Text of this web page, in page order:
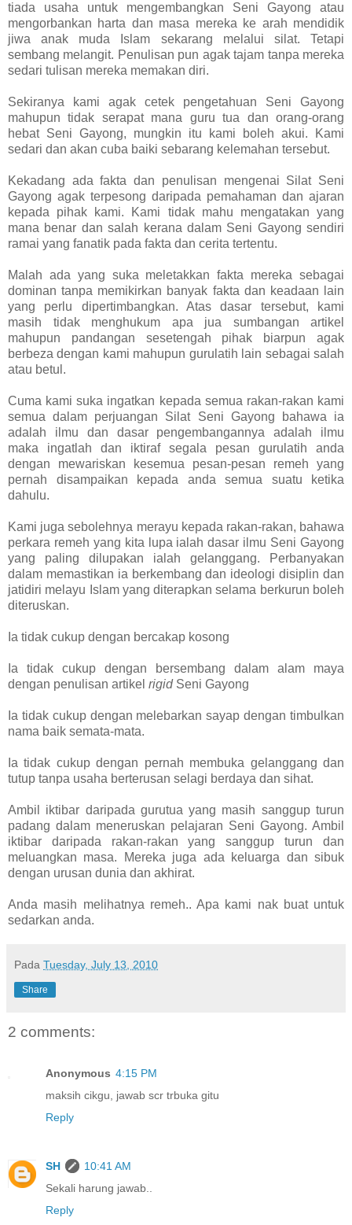
tiada usaha untuk mengembangkan Seni Gayong atau
mengorbankan harta dan masa mereka ke arah mendidik
jiwa anak muda Islam sekarang melalui silat. Tetapi
sembang melangit. Penulisan pun agak tajam tanpa mereka
sedari tulisan mereka memakan diri.
Sekiranya kami agak cetek pengetahuan Seni Gayong
mahupun tidak serapat mana guru tua dan orang-orang
hebat Seni Gayong, mungkin itu kami boleh akui. Kami
sedari dan akan cuba baiki sebarang kelemahan tersebut.
Kekadang ada fakta dan penulisan mengenai Silat Seni
Gayong agak terpesong daripada pemahaman dan ajaran
kepada pihak kami. Kami tidak mahu mengatakan yang
mana benar dan salah kerana dalam Seni Gayong sendiri
ramai yang fanatik pada fakta dan cerita tertentu.
Malah ada yang suka meletakkan fakta mereka sebagai
dominan tanpa memikirkan banyak fakta dan keadaan lain
yang perlu dipertimbangkan. Atas dasar tersebut, kami
masih tidak menghukum apa jua sumbangan artikel
mahupun pandangan sesetengah pihak biarpun agak
berbeza dengan kami mahupun gurulatih lain sebagai salah
atau betul.
Cuma kami suka ingatkan kepada semua rakan-rakan kami
semua dalam perjuangan Silat Seni Gayong bahawa ia
adalah ilmu dan dasar pengembangannya adalah ilmu
maka ingatlah dan iktiraf segala pesan gurulatih anda
dengan mewariskan kesemua pesan-pesan remeh yang
pernah disampaikan kepada anda semua suatu ketika
dahulu.
Kami juga sebolehnya merayu kepada rakan-rakan, bahawa
perkara remeh yang kita lupa ialah dasar ilmu Seni Gayong
yang paling dilupakan ialah gelanggang. Perbanyakan
dalam memastikan ia berkembang dan ideologi disiplin dan
jatidiri melayu Islam yang diterapkan selama berkurun boleh
diteruskan.
Ia tidak cukup dengan bercakap kosong
Ia tidak cukup dengan bersembang dalam alam maya
dengan penulisan artikel rigid Seni Gayong
Ia tidak cukup dengan melebarkan sayap dengan timbulkan
nama baik semata-mata.
Ia tidak cukup dengan pernah membuka gelanggang dan
tutup tanpa usaha berterusan selagi berdaya dan sihat.
Ambil iktibar daripada gurutua yang masih sanggup turun
padang dalam meneruskan pelajaran Seni Gayong. Ambil
iktibar daripada rakan-rakan yang sanggup turun dan
meluangkan masa. Mereka juga ada keluarga dan sibuk
dengan urusan dunia dan akhirat.
Anda masih melihatnya remeh.. Apa kami nak buat untuk
sedarkan anda.
Pada Tuesday, July 13, 2010
Share
2 comments:
Anonymous 4:15 PM
maksih cikgu, jawab scr trbuka gitu
Reply
SH
10:41 AM
Sekali harung jawab..
Reply